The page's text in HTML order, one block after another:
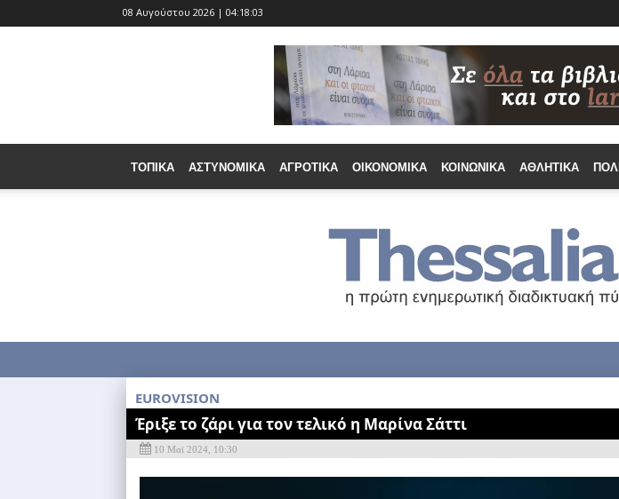
08 Αυγούστου 2026 | 04:18:05
ΤΟΠΙΚΆ ΑΣΤΥΝΟΜΙΚΆ ΑΓΡΟΤΙΚΆ ΟΙΚΟΝΟΜΙΚΆ ΚΟΙΝΩΝΙΚΆ ΑΘΛΗΤΙΚΆ
ΕUROVISION
Έριξε το ζάρι για τον τελικό η Μαρίνα Σάττι
10 Μαϊ 2024, 10:30